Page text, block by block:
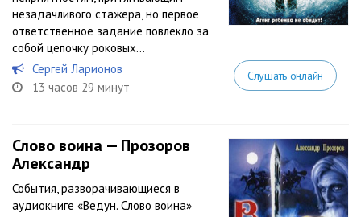
незадачливого стажера, но первое
ответственное задание повлекло за
собой цепочку роковых...
Сергей Ларионов
13 часов 29 минут
Слушать онлайн
Слово воина — Прозоров
Александр
События, разворачивающиеся в
аудиокниге «Ведун. Слово воина»